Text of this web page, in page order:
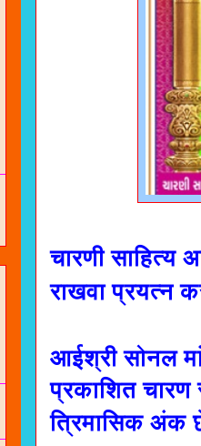
चारणी साहित्य
राखवा प्रयत्न
आईश्री सोनल
प्रकाशित चारण
त्रिमासिक अंक